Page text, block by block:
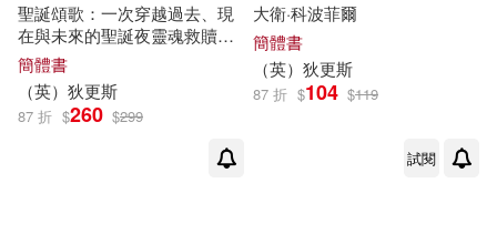
史考特◎改編(2)
查爾斯·狄更斯(2)
天津人民出版社(7)
北京燕山出版社(6)
北京理工大學出版社(6)
現在可購買商品(34)
作者/演唱/譯/編/繪(458)
聖誕頌歌：一次穿越過去、現
在與未來的聖誕夜靈魂救贖之
旅
簡體書
（英） 狄更斯
87 折 $260 $299
大衛·科波菲爾
簡體書
（英） 狄更斯
87 折 $104 $119
試閱